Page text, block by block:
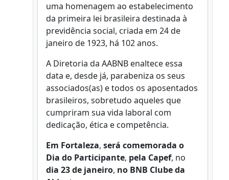
uma homenagem ao estabelecimento
da primeira lei brasileira destinada à
previdência social, criada em 24 de
janeiro de 1923, há 102 anos.
A Diretoria da AABNB enaltece essa
data e, desde já, parabeniza os seus
associados(as) e todos os aposentados
brasileiros, sobretudo aqueles que
cumpriram sua vida laboral com
dedicação, ética e competência.
Em Fortaleza, será comemorada o
Dia do Participante, pela Capef, no
dia 23 de janeiro, no BNB Clube da